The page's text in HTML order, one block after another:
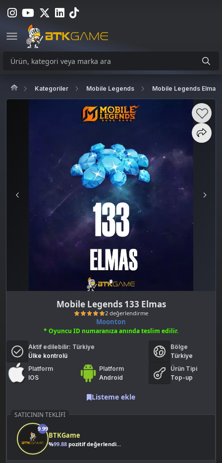
Kategoriler Mobile Legends Mobile Legends Elmas
Mobile Legends 133 Elmas
Moonton
* Oyuncu ID numaranıza anında teslim edilir.
Aktif edilebilir: Türkiye
Ülke kontrolü
Bölge
Türkiye
Platform
IOS
Platform
Android
Ürün Tipi
Top-up
Listeme ekle
SATICININ TEKLIFI
9.99
BTKGame
%99.88 pozitif değerlendirme